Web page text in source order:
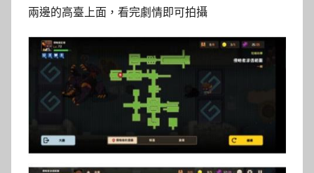
兩邊的高臺上面，看完劇情即可拍攝